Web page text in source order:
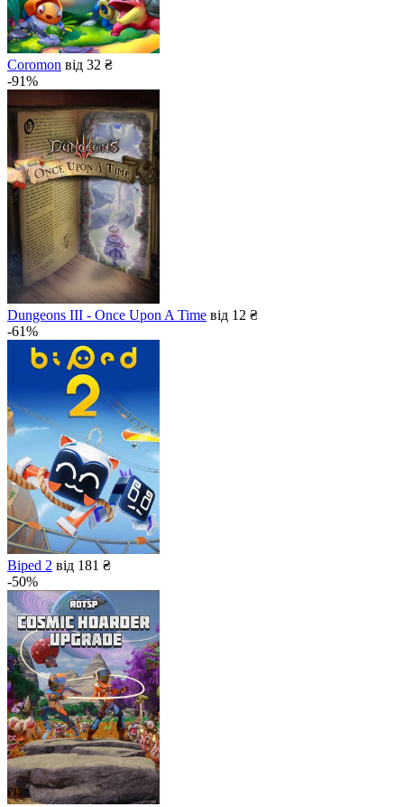
Coromon від 32 ₴
-91%
Dungeons III - Once Upon A Time від 12 ₴
-61%
Biped 2 від 181 ₴
-50%